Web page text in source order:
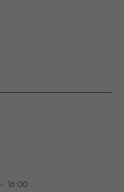
16:00